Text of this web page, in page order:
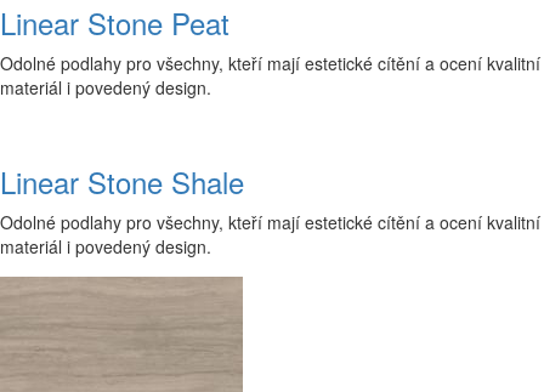
Linear Stone Peat
Odolné podlahy pro všechny, kteří mají estetické cítění a ocení kvalitní
materiál i povedený design.
Linear Stone Shale
Odolné podlahy pro všechny, kteří mají estetické cítění a ocení kvalitní
materiál i povedený design.